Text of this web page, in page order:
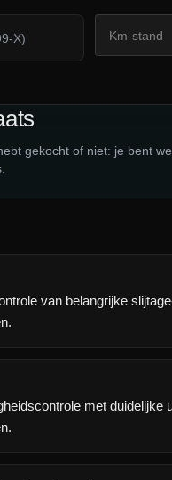
gekocht of niet: je bent
van belangrijke
met duidelijke